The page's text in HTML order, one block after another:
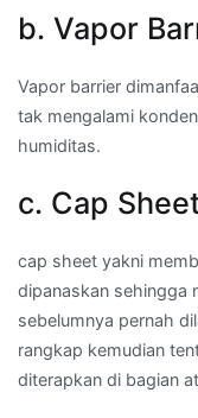
b. Vapor
Vapor barrier
tak mengalami
humiditas.
c. Cap
cap sheet yakni
dipanaskan sehingga
sebelumnya pernah
rangkap kemudian
diterapkan di bagian